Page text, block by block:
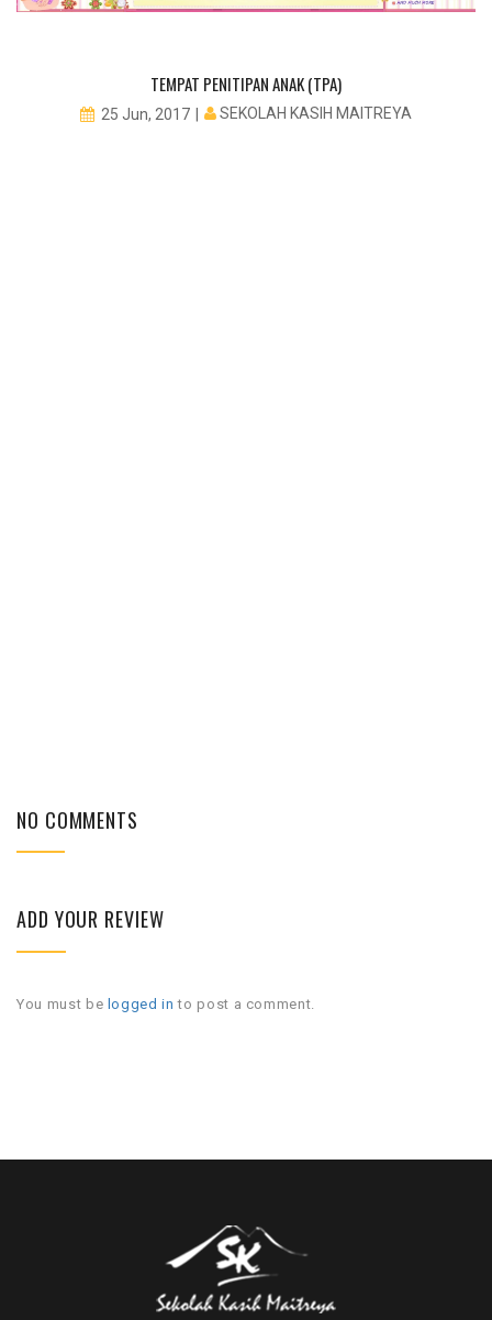
TEMPAT PENITIPAN ANAK (TPA)
25 Jun, 2017 SEKOLAH KASIH MAITREYA
NO COMMENTS
ADD YOUR REVIEW
You must be logged in to post a comment.